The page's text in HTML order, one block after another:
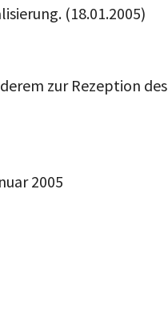
(18.01.2005)
zur Rezeption des
2005